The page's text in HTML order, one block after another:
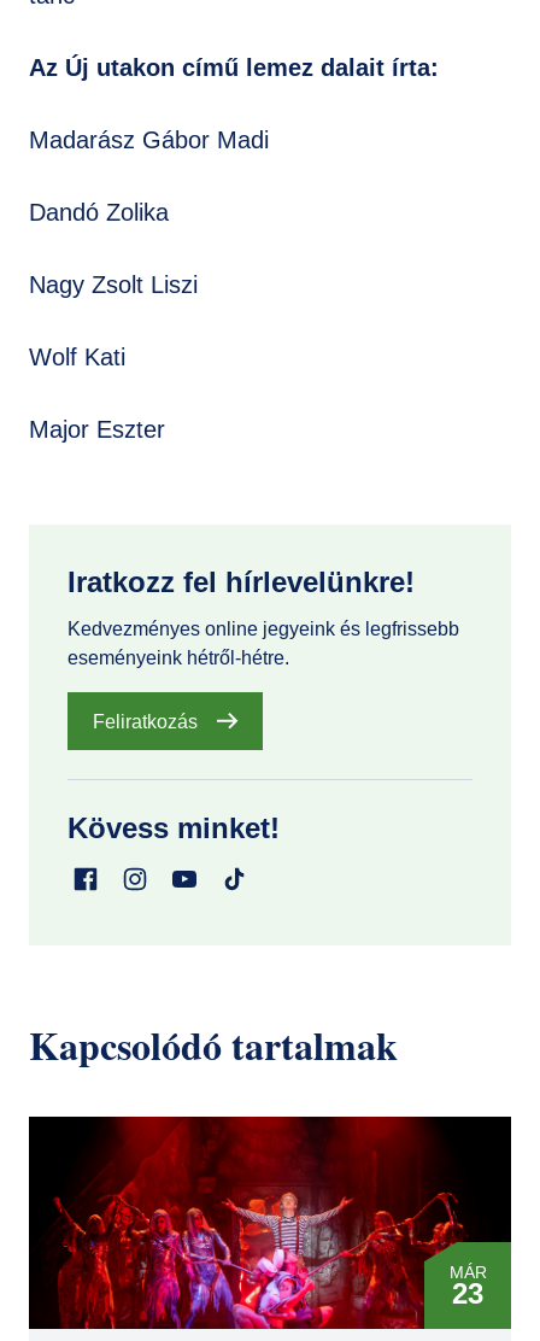
Az Új utakon című lemez dalait írta:
Madarász Gábor Madi
Dandó Zolika
Nagy Zsolt Liszi
Wolf Kati
Major Eszter
Iratkozz fel hírlevelünkre!
Kedvezményes online jegyeink és legfrissebb
eseményeink hétről-hétre.
Feliratkozás
Kövess minket!
Kapcsolódó tartalmak
MÁR
23